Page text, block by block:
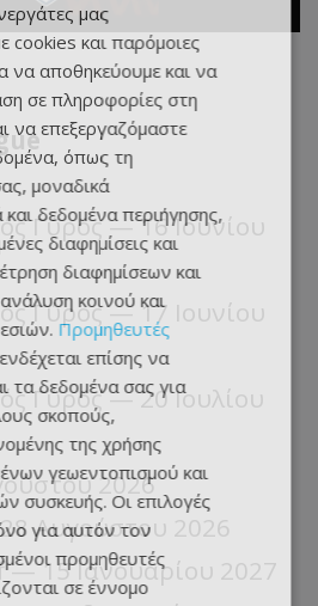
Γύρος — 16 Ιουνίου
Γύρος — 17 Ιουνίου
Γύρος — 20 Ιουλίου
2026
Αυγούστου 2026
— 15 Ιανουαρίου 2027
μας
cookies και παρόμοιες
να αποθηκεύουμε και να
σε πληροφορίες στη
να επεξεργαζόμαστε
όπως τη
μοναδικά
δεδομένα περιήγησης,
διαφημίσεις και
διαφημίσεων και
κοινού και
Προμηθευτές
ενδέχεται επίσης να
τα δεδομένα σας για
σκοπούς,
της χρήσης
γεωεντοπισμού και
συσκευής. Οι επιλογές
για αυτόν τον
προμηθευτές
σε έννομο